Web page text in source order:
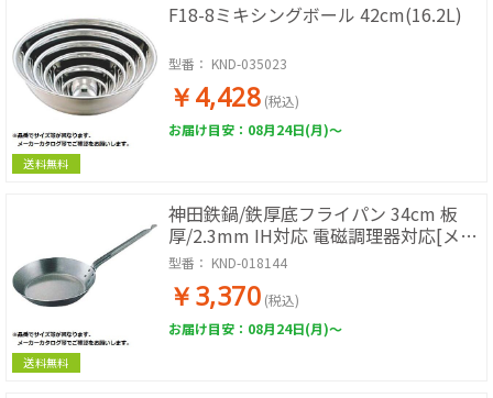
送料無料
F18-8ミキシングボール 42cm(16.2L)
型番： KND-035023
￥4,428 (税込)
お届け目安：08月24日(月)～
送料無料
神田鉄鍋/鉄厚底フライパン 34cm 板
厚/2.3mm IH対応 電磁調理器対応[メー
カー在庫限り品]
型番： KND-018144
￥3,370 (税込)
お届け目安：08月24日(月)～